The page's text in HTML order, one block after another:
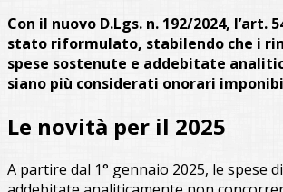
Con il nuovo D.Lgs. n. 192/2024, l’art.
stato riformulato, stabilendo che i
spese sostenute e addebitate
siano più considerati onorari
Le novità per il 2025
A partire dal 1° gennaio 2025, le spese